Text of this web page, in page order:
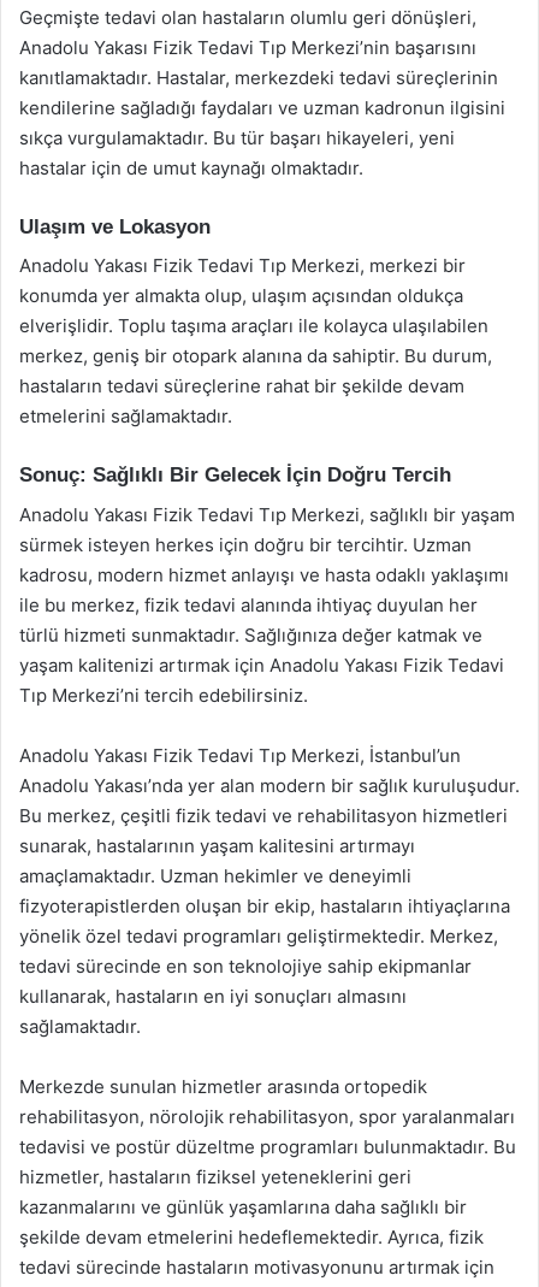
Geçmişte tedavi olan hastaların olumlu geri dönüşleri,
Anadolu Yakası Fizik Tedavi Tıp Merkezi’nin başarısını
kanıtlamaktadır. Hastalar, merkezdeki tedavi süreçlerinin
kendilerine sağladığı faydaları ve uzman kadronun ilgisini
sıkça vurgulamaktadır. Bu tür başarı hikayeleri, yeni
hastalar için de umut kaynağı olmaktadır.
Ulaşım ve Lokasyon
Anadolu Yakası Fizik Tedavi Tıp Merkezi, merkezi bir
konumda yer almakta olup, ulaşım açısından oldukça
elverişlidir. Toplu taşıma araçları ile kolayca ulaşılabilen
merkez, geniş bir otopark alanına da sahiptir. Bu durum,
hastaların tedavi süreçlerine rahat bir şekilde devam
etmelerini sağlamaktadır.
Sonuç: Sağlıklı Bir Gelecek İçin Doğru Tercih
Anadolu Yakası Fizik Tedavi Tıp Merkezi, sağlıklı bir yaşam
sürmek isteyen herkes için doğru bir tercihtir. Uzman
kadrosu, modern hizmet anlayışı ve hasta odaklı yaklaşımı
ile bu merkez, fizik tedavi alanında ihtiyaç duyulan her
türlü hizmeti sunmaktadır. Sağlığınıza değer katmak ve
yaşam kalitenizi artırmak için Anadolu Yakası Fizik Tedavi
Tıp Merkezi’ni tercih edebilirsiniz.
Anadolu Yakası Fizik Tedavi Tıp Merkezi, İstanbul’un
Anadolu Yakası’nda yer alan modern bir sağlık kuruluşudur.
Bu merkez, çeşitli fizik tedavi ve rehabilitasyon hizmetleri
sunarak, hastalarının yaşam kalitesini artırmayı
amaçlamaktadır. Uzman hekimler ve deneyimli
fizyoterapistlerden oluşan bir ekip, hastaların ihtiyaçlarına
yönelik özel tedavi programları geliştirmektedir. Merkez,
tedavi sürecinde en son teknolojiye sahip ekipmanlar
kullanarak, hastaların en iyi sonuçları almasını
sağlamaktadır.
Merkezde sunulan hizmetler arasında ortopedik
rehabilitasyon, nörolojik rehabilitasyon, spor yaralanmaları
tedavisi ve postür düzeltme programları bulunmaktadır. Bu
hizmetler, hastaların fiziksel yeteneklerini geri
kazanmalarını ve günlük yaşamlarına daha sağlıklı bir
şekilde devam etmelerini hedeflemektedir. Ayrıca, fizik
tedavi sürecinde hastaların motivasyonunu artırmak için